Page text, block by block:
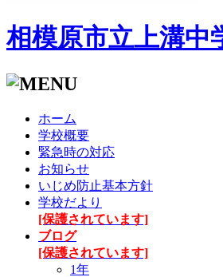
相模原市立上溝中
ホーム
学校概要
緊急時の対応
お知らせ
いじめ防止基本方針
学校だより
[保護されています]
ブログ
[保護されています]
1年